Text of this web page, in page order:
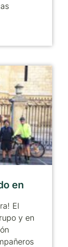
en
El
y en